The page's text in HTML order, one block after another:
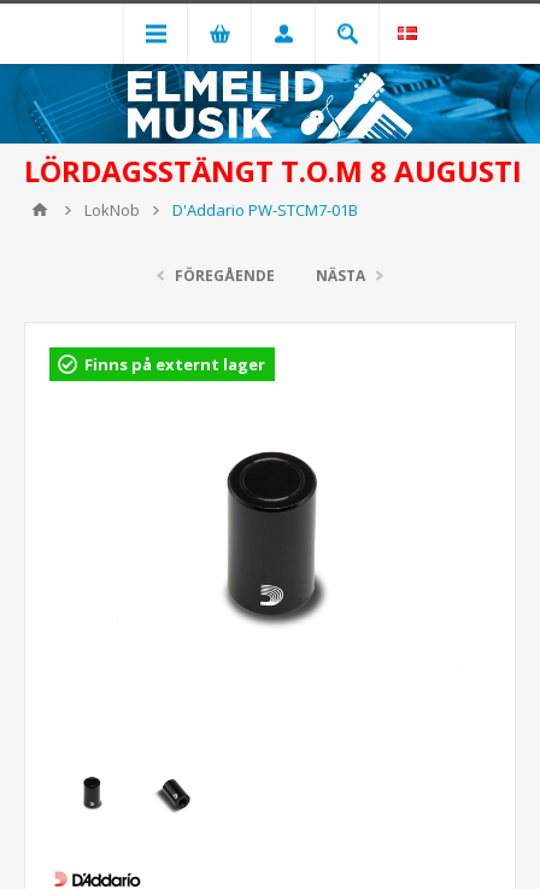
LÖRDAGSSTÄNGT T.O.M 8 AUGUSTI
LokNob D'Addario PW-STCM7-01B
FÖREGÅENDE NÄSTA
Finns på externt lager